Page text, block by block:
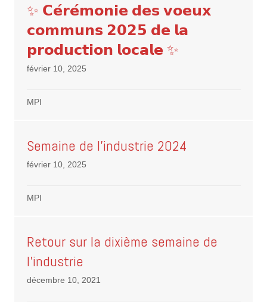
✨ 𝗖𝗲́𝗿𝗲́𝗺𝗼𝗻𝗶𝗲 𝗱𝗲𝘀 𝘃𝗼𝗲𝘂𝘅
𝗰𝗼𝗺𝗺𝘂𝗻𝘀 𝟮𝟬𝟮𝟱 𝗱𝗲 𝗹𝗮
𝗽𝗿𝗼𝗱𝘂𝗰𝘁𝗶𝗼𝗻 𝗹𝗼𝗰𝗮𝗹𝗲 ✨
février 10, 2025
MPI
Semaine de l’industrie 2024
février 10, 2025
MPI
Retour sur la dixième semaine de
l’industrie
décembre 10, 2021